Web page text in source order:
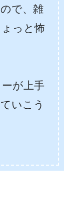
で、雑
っと怖
が上手
いこう